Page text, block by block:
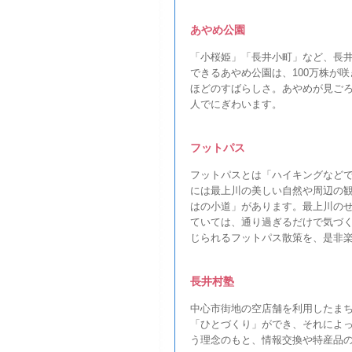
あやめ公園
「小桜姫」「長井小町」など、長
できるあやめ公園は、100万株が
ほどのすばらしさ。あやめが見ご
人でにぎわいます。
フットパス
フットパスとは「ハイキングなど
には最上川の美しい自然や周辺の
はの小道」があります。最上川の
ていては、通り過ぎるだけで気づ
じられるフットパス散策を、是非
長井村塾
中心市街地の空店舗を利用したま
「ひとづくり」ができ、それによ
う理念のもと、情報交換や特産品